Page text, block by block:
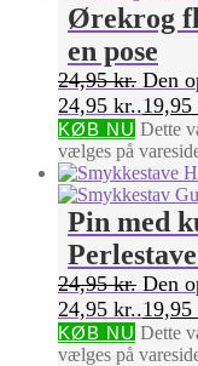
Ørekrog
en pose
24,95kr. Den
24,95 kr..19,95
KØB NU Dette
vælges på
Pin med
24,95kr. Den
24,95 kr..19,95
KØB NU Dette
vælges på